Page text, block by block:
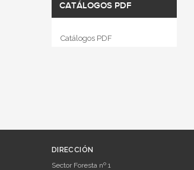
CATÁLOGOS PDF
Catálogos PDF
DIRECCIÓN
Sector Foresta nº 1